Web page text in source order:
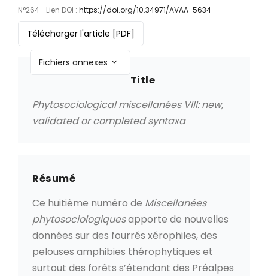
N°264
Lien DOI : https://doi.org/10.34971/AVAA-5634
Télécharger l'article [PDF]
Fichiers annexes
Title
Phytosociological miscellanées VIII: new,
validated or completed syntaxa
Résumé
Ce huitième numéro de Miscellanées
phytosociologiquesapporte de nouvelles
données sur des fourrés xérophiles, des
pelouses amphibies thérophytiques et
surtout des forêts s’étendant des Préalpes